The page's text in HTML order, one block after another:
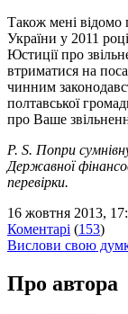
Також мені відомо
України у 2011
Юстиції про
втриматися на
чинним
полтавської
про Ваше
P. S. Попри
Державної
перевірки.
16 жовтня 2013,
Коментарі (153)
Вислови свою
Про автора